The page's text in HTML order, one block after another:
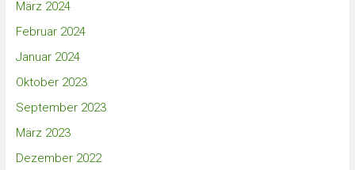
März 2024
Februar 2024
Januar 2024
Oktober 2023
September 2023
März 2023
Dezember 2022